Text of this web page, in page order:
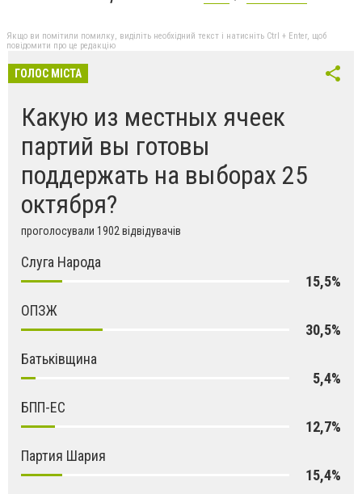
Якщо ви помітили помилку, виділіть необхідний текст і натисніть Ctrl + Enter, щоб
повідомити про це редакцію
ГОЛОС МІСТА
Какую из местных ячеек
партий вы готовы
поддержать на выборах 25
октября?
проголосували 1902 відвідувачів
Слуга Народа
15,5%
ОПЗЖ
30,5%
Батьківщина
5,4%
БПП-ЕС
12,7%
Партия Шария
15,4%